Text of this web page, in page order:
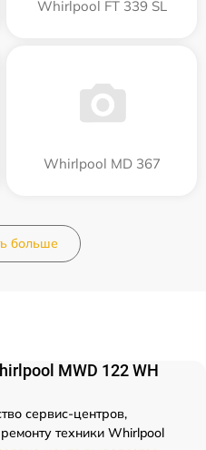
Whirlpool FT 339 SL
Whirlpool MD 367
больше
MWD 122 WH
сервис-центров,
техники Whirlpool